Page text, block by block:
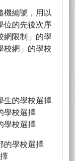
機編號，用以
位的先後次序
網限制」的學
校網」的學校
生的學校選擇
學校選擇
學校選擇
學校選擇